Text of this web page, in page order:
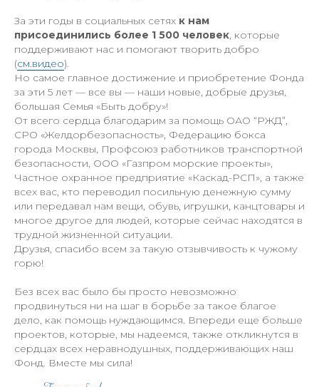
За эти годы в социальных сетях к нам
присоединились более 1 500 человек, которые
поддерживают нас и помогают творить добро
(см.видео).
Но самое главное достижение и приобретение Фонда
за эти 5 лет — все вы — наши новые, добрые друзья,
большая Семья «Быть добру»!
От всего сердца благодарим за помощь ОАО “РЖД”,
СРО «Желдорбезопасность», Федерацию бокса
города Москвы, Профсоюз работников транспортной
безопасности, ООО «Газпром морские проекты»,
Частное охранное предприятие «Каскад-РСП», а также
всех вас, кто переводил посильную денежную сумму
или передавал нам вещи, обувь, игрушки, канцтовары и
многое другое для людей, которые сейчас находятся в
трудной жизненной ситуации.
Друзья, спасибо всем за такую отзывчивость к чужому
горю!
Без всех вас было бы просто невозможно
продвинуться ни на шаг в борьбе за такое благое
дело, как помощь нуждающимся. Впереди еще больше
проектов, которые, мы надеемся, также откликнутся в
сердцах всех неравнодушных, поддерживающих наш
Фонд. Вместе мы сила!
fonddobro2022@yandex.ru
+7 (977) 808-36-88
Политика конфиденциальности
Осуществляя пожертвование любым
из способов, вы принимаете условия
нашей ОФЕРТЫ